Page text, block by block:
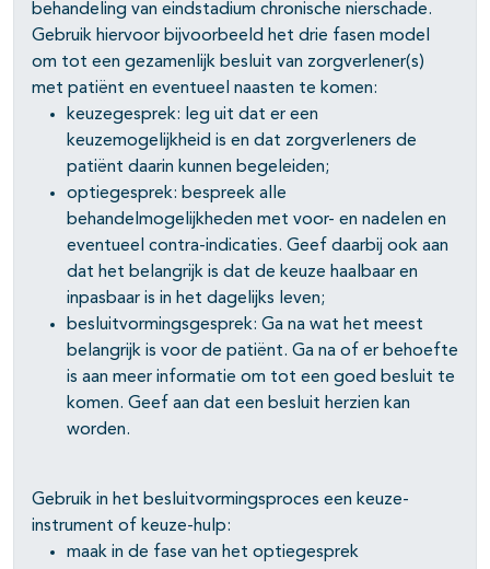
behandeling van eindstadium chronische nierschade.
Gebruik hiervoor bijvoorbeeld het drie fasen model
om tot een gezamenlijk besluit van zorgverlener(s)
met patiënt en eventueel naasten te komen:
keuzegesprek: leg uit dat er een
keuzemogelijkheid is en dat zorgverleners de
patiënt daarin kunnen begeleiden;
optiegesprek: bespreek alle
behandelmogelijkheden met voor- en nadelen en
eventueel contra-indicaties. Geef daarbij ook aan
dat het belangrijk is dat de keuze haalbaar en
inpasbaar is in het dagelijks leven;
besluitvormingsgesprek: Ga na wat het meest
belangrijk is voor de patiënt. Ga na of er behoefte
is aan meer informatie om tot een goed besluit te
komen. Geef aan dat een besluit herzien kan
worden.
Gebruik in het besluitvormingsproces een keuze-
instrument of keuze-hulp:
maak in de fase van het optiegesprek